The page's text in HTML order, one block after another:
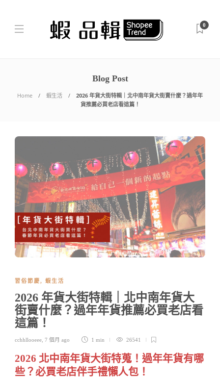
0
Blog Post
Home 蝦生活
2026 年貨大街特輯｜北中南年貨大街賣什麼？過年年
貨推薦必買老店看這篇！
習俗節慶, 蝦生活
2026 年貨大街特輯｜北中南年貨大
街賣什麼？過年年貨推薦必買老店看
這篇！
cchhllooeee 7 個月 ago 1 min 26541
2026 北中南年貨大街特蒐！過年年貨有哪
些？必買老店伴手禮懶人包！